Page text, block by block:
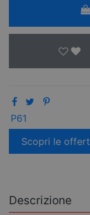
P61
Scopri le
Descrizione